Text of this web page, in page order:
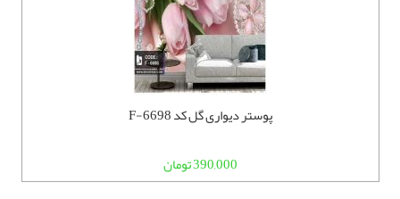
پوستر دیواری گل کد F-6698
390,000 تومان